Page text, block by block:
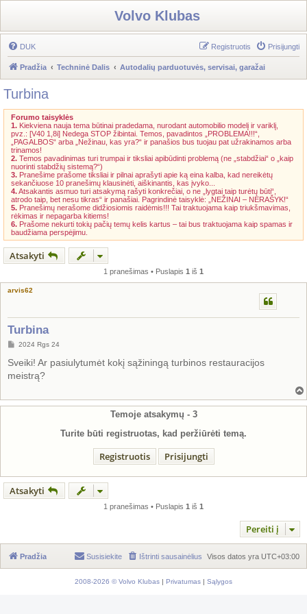
Volvo Klubas
DUK Prisijungti
Registruotis
Pradžia Techninė Dalis Autodalių parduotuvės, servisai, garažai
Turbina
Forumo taisyklės
1. Kiekviena nauja tema būtinai pradedama, nurodant automobilio modelį ir variklį,
pvz.: [V40 1,8i] Nedega STOP žibintai. Temos, pavadintos „PROBLEMA!!!“,
„PAGALBOS“ arba „Nežinau, kas yra?“ ir panašios bus tuojau pat užrakinamos arba
trinamos!
2. Temos pavadinimas turi trumpai ir tiksliai apibūdinti problemą (ne „stabdžiai“ o „kaip
nuorinti stabdžių sistemą?“)
3. Pranešime prašome tiksliai ir pilnai aprašyti apie ką eina kalba, kad nereikėtų
sekančiuose 10 pranešimų klausinėti, aiškinantis, kas įvyko...
4.Atsakantis asmuo turi atsakymą rašyti konkrečiai, o ne „lygtai taip turėtų būti“,
atrodo taip, bet nesu tikras“ ir panašiai. Pagrindinė taisyklė: „NEŽINAI – NERAŠYK!“
5. Pranešimų nerašome didžiosiomis raidėmis!!! Tai traktuojama kaip triukšmavimas,
rėkimas ir nepagarba kitiems!
6. Prašome nekurti tokių pačių temų kelis kartus – tai bus traktuojama kaip spamas ir
baudžiama perspėjimu.
Atsakyti
1 pranešimas • Puslapis 1 iš 1
arvis62
Turbina
S
a
n
d
t
2024 Rgs 24
Sveiki! Ar pasiulytumėt kokį sąžiningą turbinos restauracijos
meistrą?
i
Temoje atsakymų - 3
Turite būti registruotas, kad peržiūrėti temą.
Registruotis Prisijungti
Atsakyti
1 pranešimas • Puslapis 1 iš 1
Pereiti į
Pradžia Visos datos yra UTC+03:00
Ištrinti sausainėlius
Susisiekite
2008-2026 © Volvo Klubas | Privatumas | Sąlygos